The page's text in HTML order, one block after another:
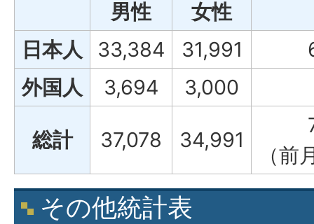
男性
女性
日本人
33,384 31,991
外国人
3,694 3,000
総計 37,078 34,991
（前
その他統計表